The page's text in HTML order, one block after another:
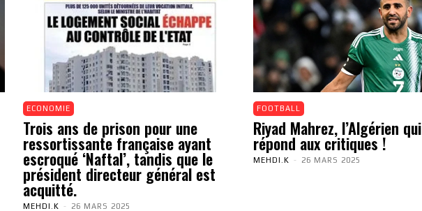
ECONOMIE
Trois ans de prison pour une
ressortissante française ayant
escroqué ‘Naftal’, tandis que le
président directeur général est
acquitté.
MEHDI.K - 26 MARS 2025
FOOTBALL
Riyad Mahrez, l’Algérien qui
répond aux critiques !
MEHDI.K - 26 MARS 2025